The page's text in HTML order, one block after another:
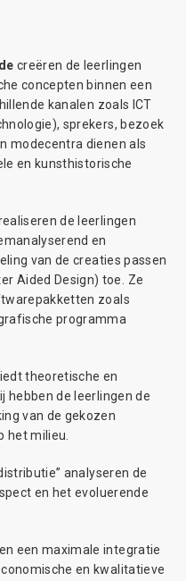
creëren de leerlingen
concepten binnen een
kanalen zoals ICT
sprekers, bezoek
modecentra dienen als
en kunsthistorische
de leerlingen
en
van de creaties passen
Aided Design) toe. Ze
zoals
programma
theoretische en
hebben de leerlingen de
van de gekozen
het milieu.
analyseren de
en het evoluerende
een maximale integratie
en kwalitatieve